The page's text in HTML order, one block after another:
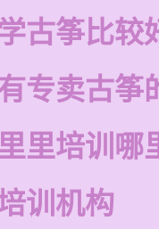
古筝比较
专卖古筝
里培训哪
训机构